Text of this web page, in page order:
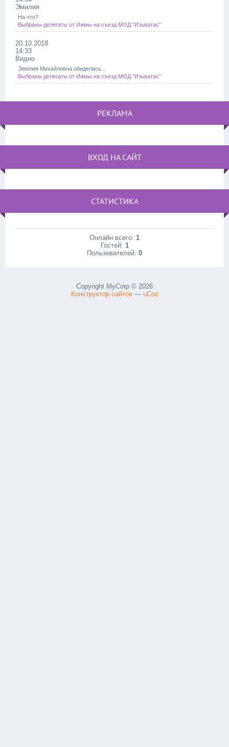
Эмилия
На что?
Выбраны делегаты от Ижмы на съезд МОД "Изьватас"
20.10.2018
14:33
Видно
Эмилия Михайловна обиделась...
Выбраны делегаты от Ижмы на съезд МОД "Изьватас"
РЕКЛАМА
ВХОД НА САЙТ
СТАТИСТИКА
Онлайн всего: 1
Гостей: 1
Пользователей: 0
Copyright MyCorp © 2026
Конструктор сайтов— uCoz